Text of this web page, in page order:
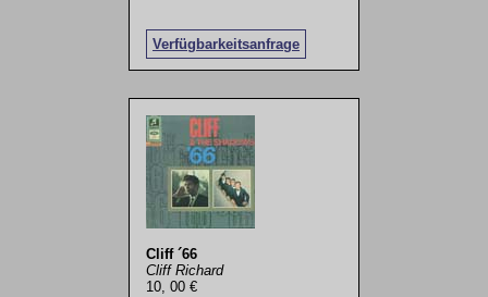
Verfügbarkeitsanfrage
Cliff ´66
Cliff Richard
10, 00 €